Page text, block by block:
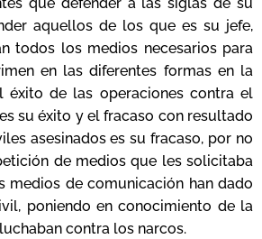
que defender a las siglas de su
aquellos de los que es su jefe,
todos los medios necesarios para
en las diferentes formas en la
éxito de las operaciones contra el
su éxito y el fracaso con resultado
asesinados es su fracaso, por no
de medios que les solicitaba
medios de comunicación han dado
poniendo en conocimiento de la
contra los narcos.